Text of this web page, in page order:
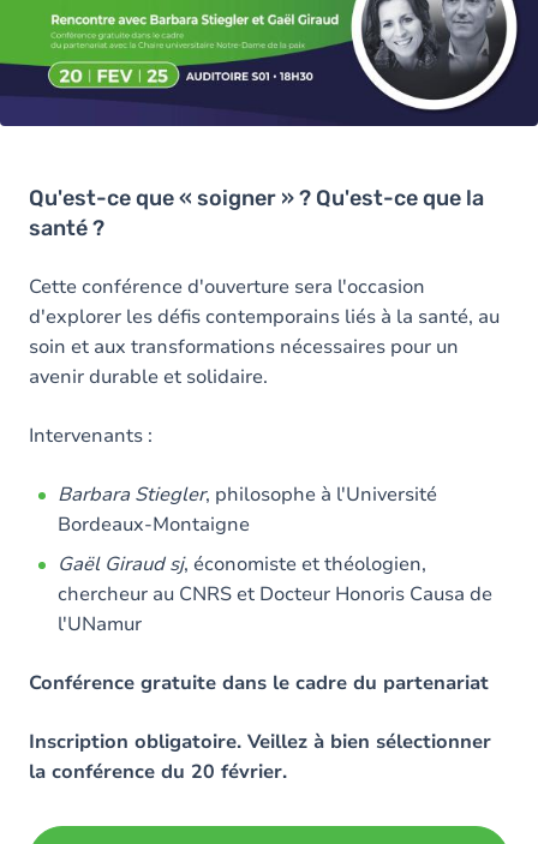
Qu'est-ce que « soigner » ? Qu'est-ce que la
santé ?
Cette conférence d'ouverture sera l'occasion
d'explorer les défis contemporains liés à la santé, au
soin et aux transformations nécessaires pour un
avenir durable et solidaire.
Intervenants :
Barbara Stiegler, philosophe à l'Université
Bordeaux-Montaigne
Gaël Giraud sj, économiste et théologien,
chercheur au CNRS et Docteur Honoris Causa de
l'UNamur
Conférence gratuite dans le cadre du partenariat
Inscription obligatoire. Veillez à bien sélectionner
la conférence du 20 février.